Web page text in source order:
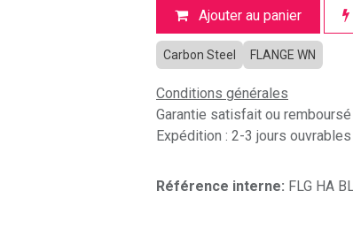
Ajouter au panier
Carbon Steel FLANGE WN
Conditions générales
Garantie satisfait ou
Expédition : 2-3 jours ouvrables
Référence interne: FLG HA